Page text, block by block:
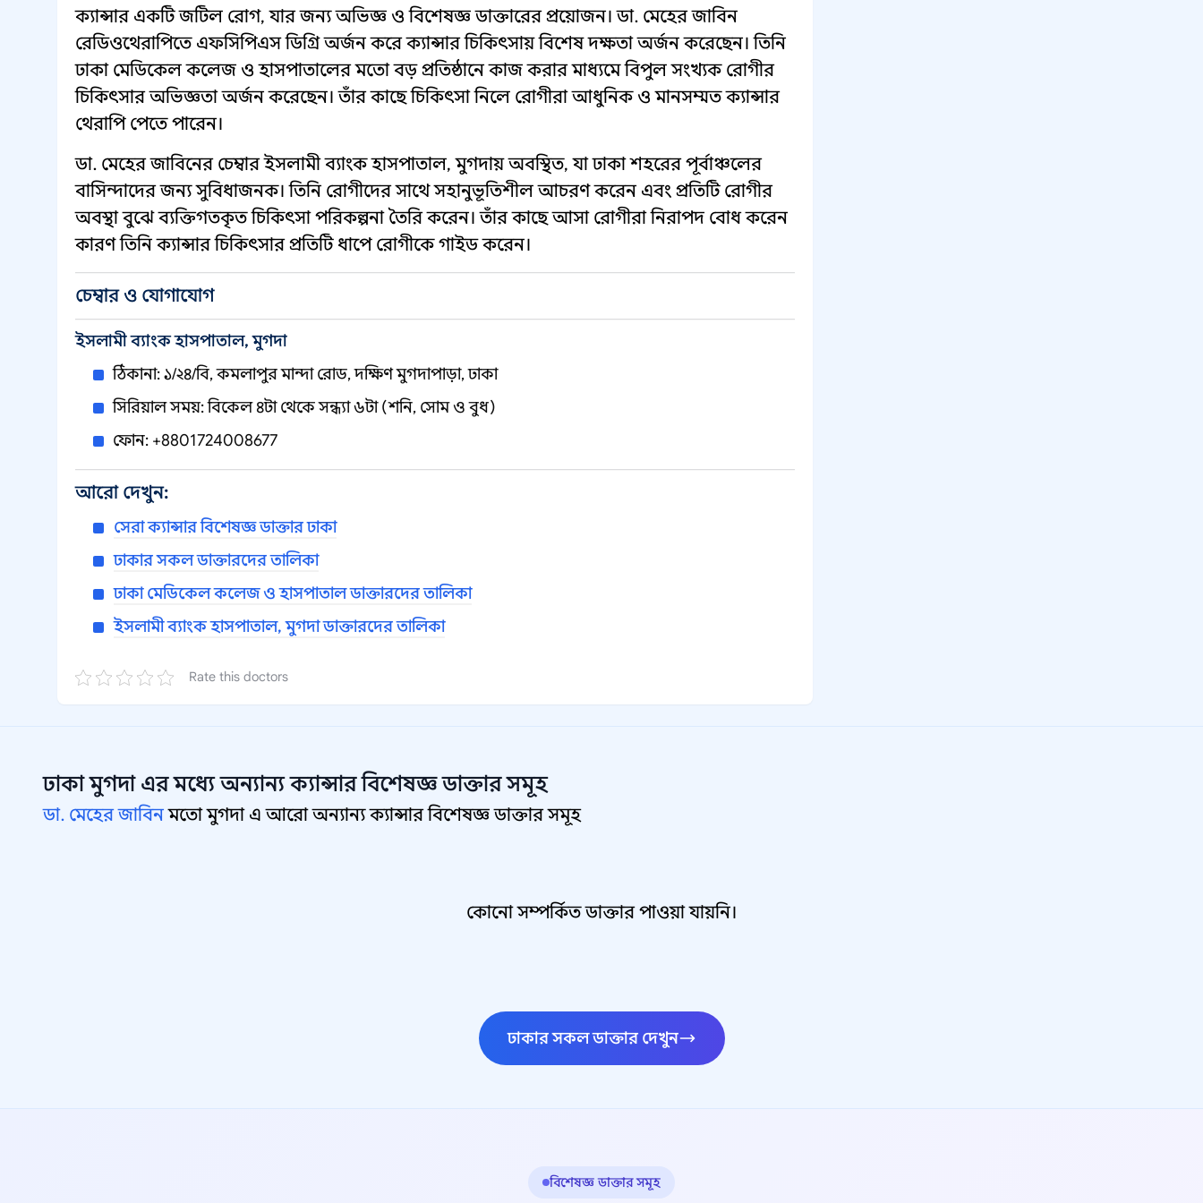
ক্যান্সার একটি জটিল রোগ, যার জন্য অভিজ্ঞ ও বিশেষজ্ঞ ডাক্তারের প্রয়োজন। ডা. মেহের জাবিন
রেডিওথেরাপিতে এফসিপিএস ডিগ্রি অর্জন করে ক্যান্সার চিকিৎসায় বিশেষ দক্ষতা অর্জন করেছেন। তিনি
ঢাকা মেডিকেল কলেজ ও হাসপাতালের মতো বড় প্রতিষ্ঠানে কাজ করার মাধ্যমে বিপুল সংখ্যক রোগীর
চিকিৎসার অভিজ্ঞতা অর্জন করেছেন। তাঁর কাছে চিকিৎসা নিলে রোগীরা আধুনিক ও মানসম্মত ক্যান্সার
থেরাপি পেতে পারেন।
ডা. মেহের জাবিনের চেম্বার ইসলামী ব্যাংক হাসপাতাল, মুগদায় অবস্থিত, যা ঢাকা শহরের পূর্বাঞ্চলের
বাসিন্দাদের জন্য সুবিধাজনক। তিনি রোগীদের সাথে সহানুভূতিশীল আচরণ করেন এবং প্রতিটি রোগীর
অবস্থা বুঝে ব্যক্তিগতকৃত চিকিৎসা পরিকল্পনা তৈরি করেন। তাঁর কাছে আসা রোগীরা নিরাপদ বোধ করেন
কারণ তিনি ক্যান্সার চিকিৎসার প্রতিটি ধাপে রোগীকে গাইড করেন।
চেম্বার ও যোগাযোগ
ইসলামী ব্যাংক হাসপাতাল, মুগদা
ঠিকানা: ১/২৪/বি, কমলাপুর মান্দা রোড, দক্ষিণ মুগদাপাড়া, ঢাকা
সিরিয়াল সময়: বিকেল ৪টা থেকে সন্ধ্যা ৬টা (শনি, সোম ও বুধ)
ফোন: +8801724008677
আরো দেখুন:
সেরা ক্যান্সার বিশেষজ্ঞ ডাক্তার ঢাকা
ঢাকার সকল ডাক্তারদের তালিকা
ঢাকা মেডিকেল কলেজ ও হাসপাতাল ডাক্তারদের তালিকা
ইসলামী ব্যাংক হাসপাতাল, মুগদা ডাক্তারদের তালিকা
Rate this doctors
ঢাকা মুগদা এর মধ্যে অন্যান্যক্যান্সার বিশেষজ্ঞ ডাক্তার সমূহ
ডা. মেহের জাবিনমতো মুগদা এ আরো অন্যান্য ক্যান্সার বিশেষজ্ঞ ডাক্তার সমূহ
কোনো সম্পর্কিত ডাক্তার পাওয়া যায়নি।
ঢাকার সকল ডাক্তার দেখুন
বিশেষজ্ঞ ডাক্তার সমূহ